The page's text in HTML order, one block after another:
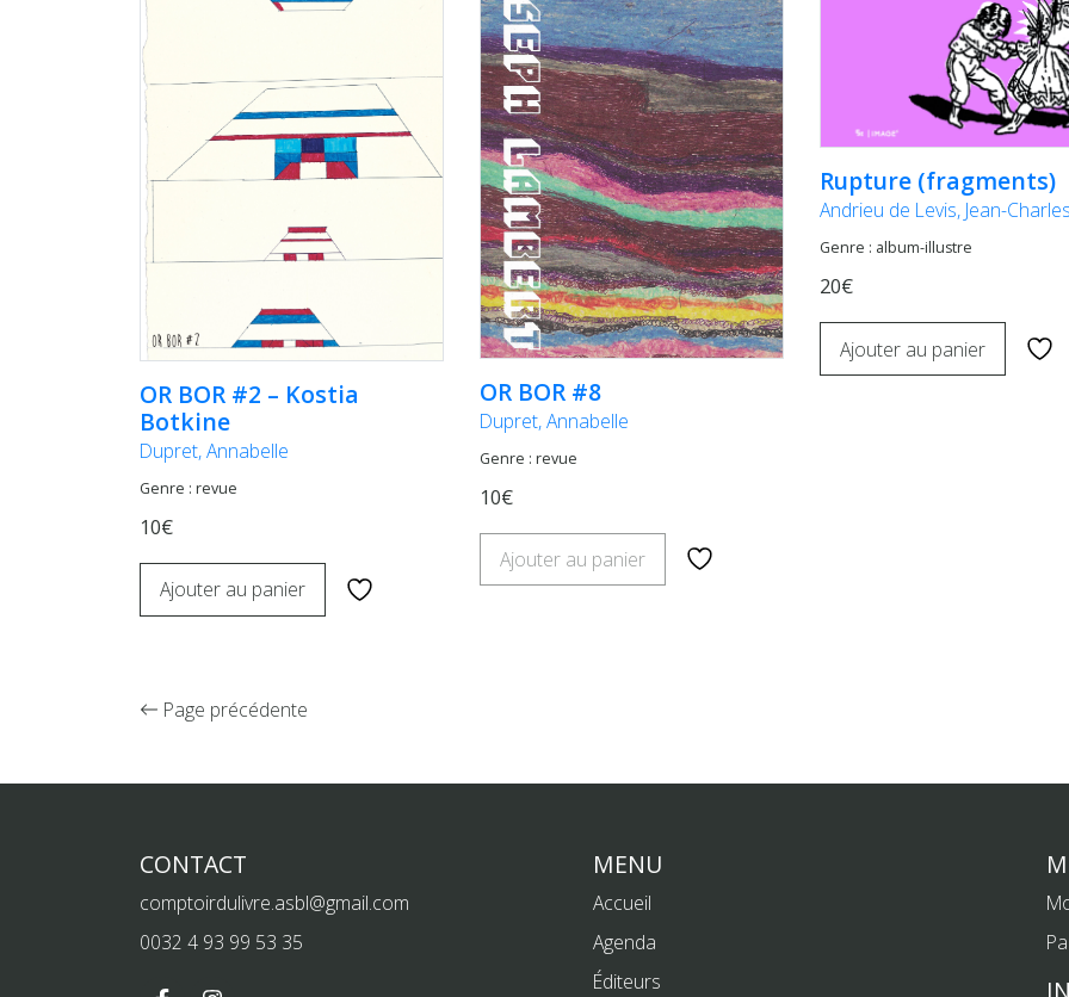
OR BOR #2 – Kostia
Botkine
Dupret, Annabelle
Genre : revue
10€
Ajouter au panier
OR BOR #8
Dupret, Annabelle
Genre : revue
10€
Ajouter au panier
Rupture (fragments)
Andrieu de Levis, Jean-
Genre : album-illustre
20€
Ajouter au panier
Page précédente
CONTACT
comptoirdulivre.asbl@gmail.com
0032 4 93 99 53 35
MENU
Accueil
Agenda
Éditeurs